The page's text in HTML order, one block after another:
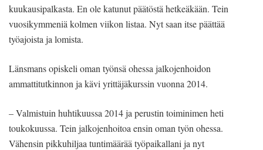
kuukausipalkasta. En ole katunut päätöstä hetkeäkään. Tein
vuosikymmeniä kolmen viikon listaa. Nyt saan itse päättää
työajoista ja lomista.
Länsmans opiskeli oman työnsä ohessa jalkojenhoidon
ammattitutkinnon ja kävi yrittäjäkurssin vuonna 2014.
– Valmistuin huhtikuussa 2014 ja perustin toiminimen heti
toukokuussa. Tein jalkojenhoitoa ensin oman työn ohessa.
Vähensin pikkuhiljaa tuntimäärää työpaikallani ja nyt